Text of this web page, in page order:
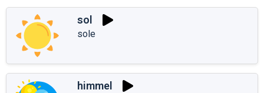
sol
sole
himmel